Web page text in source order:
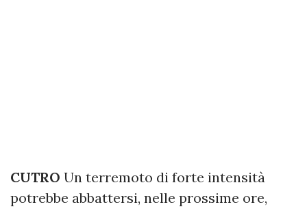
CUTRO Un terremoto di forte intensità
potrebbe abbattersi, nelle prossime ore,